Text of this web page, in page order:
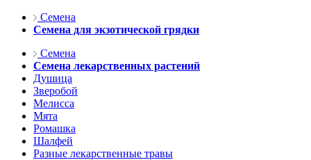
Семена
Семена для экзотической грядки
Семена
Семена лекарственных растений
Душица
Зверобой
Мелисса
Мята
Ромашка
Шалфей
Разные лекарственные травы